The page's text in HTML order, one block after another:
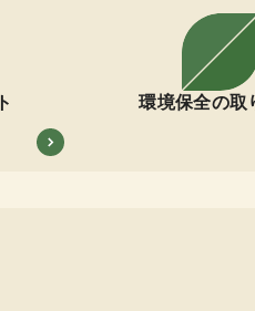
環境保全の取